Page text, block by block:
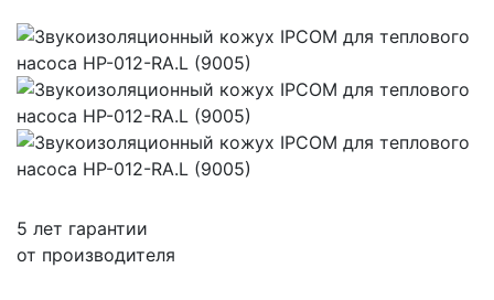
5 лет гарантии
от производителя